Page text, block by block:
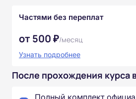
Частями без переплат
от 500 ₽/месяц
Узнать подробнее
После прохождения курса